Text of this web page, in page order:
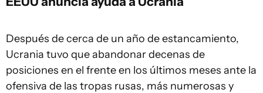
Después de cerca de un año de estancamiento,
Ucrania tuvo que abandonar decenas de
posiciones en el frente en los últimos meses ante la
ofensiva de las tropas rusas, más numerosas y